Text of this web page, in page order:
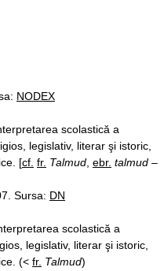
NODEX
scolastică a
legislativ, literar şi istoric,
[cf. fr. Talmud ebr. talmud –
Sursa: DN
scolastică a
legislativ, literar şi istoric,
(< fr. Talmud)